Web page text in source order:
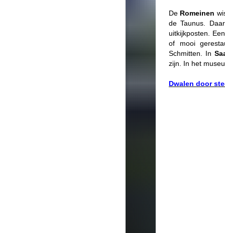
De Romeinen
de Taunus.
uitkijkposten.
of mooi
Schmitten. In
zijn. In het
Dwalen door